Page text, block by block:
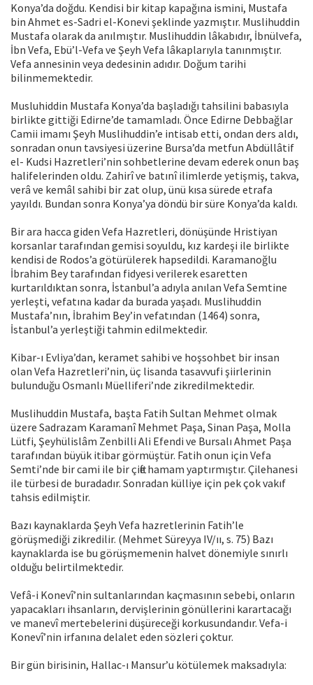
Konya’da doğdu. Kendisi bir kitap kapağına ismini, Mustafa
bin Ahmet es-Sadri el-Konevi şeklinde yazmıştır. Muslihuddin
Mustafa olarak da anılmıştır. Muslihuddin lâkabıdır, İbnülvefa,
İbn Vefa, Ebü’l-Vefa ve Şeyh Vefa lâkaplarıyla tanınmıştır.
Vefa annesinin veya dedesinin adıdır. Doğum tarihi
bilinmemektedir.
Musluhiddin Mustafa Konya’da başladığı tahsilini babasıyla
birlikte gittiği Edirne’de tamamladı. Önce Edirne Debbağlar
Camii imamı Şeyh Muslihuddin’e intisab etti, ondan ders aldı,
sonradan onun tavsiyesi üzerine Bursa’da metfun Abdüllâtif
el- Kudsi Hazretleri’nin sohbetlerine devam ederek onun baş
halifelerinden oldu. Zahirî ve batınî ilimlerde yetişmiş, takva,
verâ ve kemâl sahibi bir zat olup, ünü kısa sürede etrafa
yayıldı. Bundan sonra Konya’ya döndü bir süre Konya’da kaldı.
Bir ara hacca giden Vefa Hazretleri, dönüşünde Hristiyan
korsanlar tarafından gemisi soyuldu, kız kardeşi ile birlikte
kendisi de Rodos’a götürülerek hapsedildi. Karamanoğlu
İbrahim Bey tarafından fidyesi verilerek esaretten
kurtarıldıktan sonra, İstanbul’a adıyla anılan Vefa Semtine
yerleşti, vefatına kadar da burada yaşadı. Muslihuddin
Mustafa’nın, İbrahim Bey’in vefatından (1464) sonra,
İstanbul’a yerleştiği tahmin edilmektedir.
Kibar-ı Evliya’dan, keramet sahibi ve hoşsohbet bir insan
olan Vefa Hazretleri’nin, üç lisanda tasavvufi şiirlerinin
bulunduğu Osmanlı Müelliferi’nde zikredilmektedir.
Muslihuddin Mustafa, başta Fatih Sultan Mehmet olmak
üzere Sadrazam Karamanî Mehmet Paşa, Sinan Paşa, Molla
Lütfi, Şeyhülislâm Zenbilli Ali Efendi ve Bursalı Ahmet Paşa
tarafından büyük itibar görmüştür. Fatih onun için Vefa
Semti’nde bir cami ile bir çifte hamam yaptırmıştır. Çilehanesi
ile türbesi de buradadır. Sonradan külliye için pek çok vakıf
tahsis edilmiştir.
Bazı kaynaklarda Şeyh Vefa hazretlerinin Fatih’le
görüşmediği zikredilir. (Mehmet Süreyya IV/ıı, s. 75) Bazı
kaynaklarda ise bu görüşmemenin halvet dönemiyle sınırlı
olduğu belirtilmektedir.
Vefâ-i Konevî’nin sultanlarından kaçmasının sebebi, onların
yapacakları ihsanların, dervişlerinin gönüllerini karartacağı
ve manevî mertebelerini düşüreceği korkusundandır. Vefa-i
Konevî’nin irfanına delalet eden sözleri çoktur.
Bir gün birisinin, Hallac-ı Mansur’u kötülemek maksadıyla: